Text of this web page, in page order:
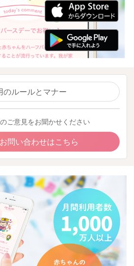
のルールとマナー
ご意見をお聞かせください
問い合わせはこちら